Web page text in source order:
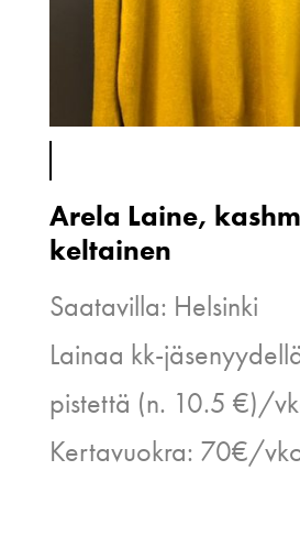
Arela Laine,
keltainen
Saatavilla: Helsinki
Lainaa kk-
pistettä (n. 10.5 €)/
Kertavuokra: 70€/